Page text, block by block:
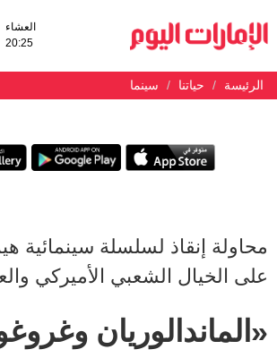
العشاء
20:25
الرئيسة حياتنا سينما
محاولة إنقاذ لسلسلة سينمائية
على الخيال الشعبي الأميركي
«الماندالوريان